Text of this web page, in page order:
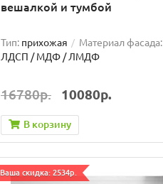
вешалкой и тумбой
Тип: прихожая
Материал фасада:
ЛДСП / МДФ / ЛМДФ
16780р. 10080р.
В корзину
Ваша скидка: 2534р.